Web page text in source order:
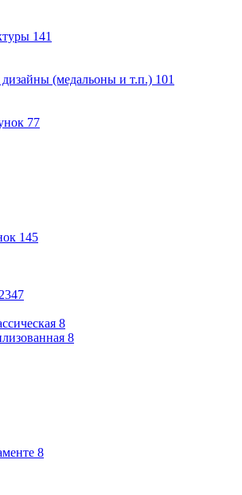
141
дизайны (медальоны и т.п.) 101
77
145
2347
8
8
8